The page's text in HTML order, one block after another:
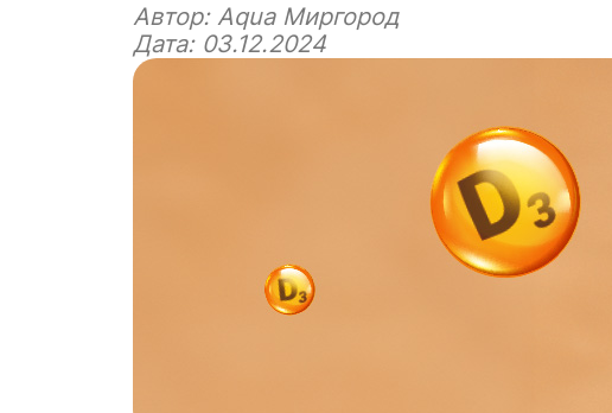
Автор:Aqua Миргород
Дата: 03.12.2024